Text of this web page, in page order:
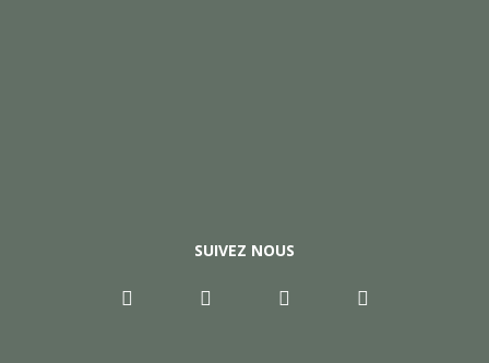
SUIVEZ NOUS